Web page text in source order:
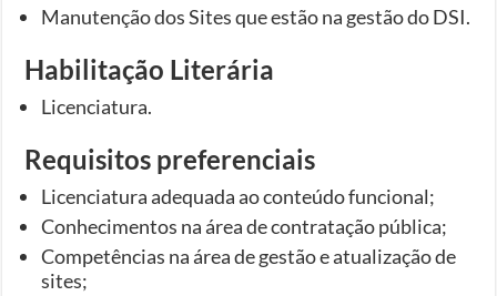
Manutenção dos Sites que estão na gestão do DSI.
Habilitação Literária
Licenciatura.
Requisitos preferenciais
Licenciatura adequada ao conteúdo funcional;
Conhecimentos na área de contratação pública;
Competências na área de gestão e atualização de
sites;